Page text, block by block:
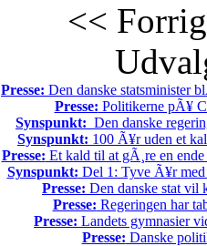
<<
Presse: Den danske statsminister
Presse: Politikerne pÃ¥
Synspunkt: Den danske
Synspunkt: 100 Ã¥r uden et
Presse: Et kald til at gÃ¸re en
Synspunkt: Del 1: Tyve Ã¥r med
Presse: Den danske stat vil
Presse: Regeringen har
Presse: Landets gymnasier
Presse: Danske